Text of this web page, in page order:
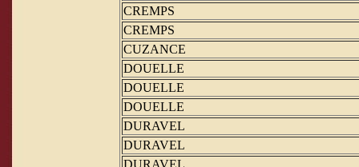
CREMPS
CREMPS
CUZANCE
DOUELLE
DOUELLE
DOUELLE
DURAVEL
DURAVEL